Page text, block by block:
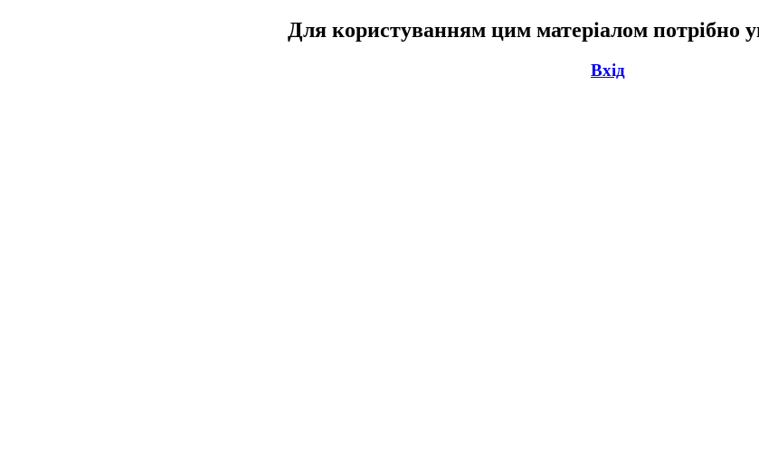
Для користуванням цим матеріалом потрібно
Вхід